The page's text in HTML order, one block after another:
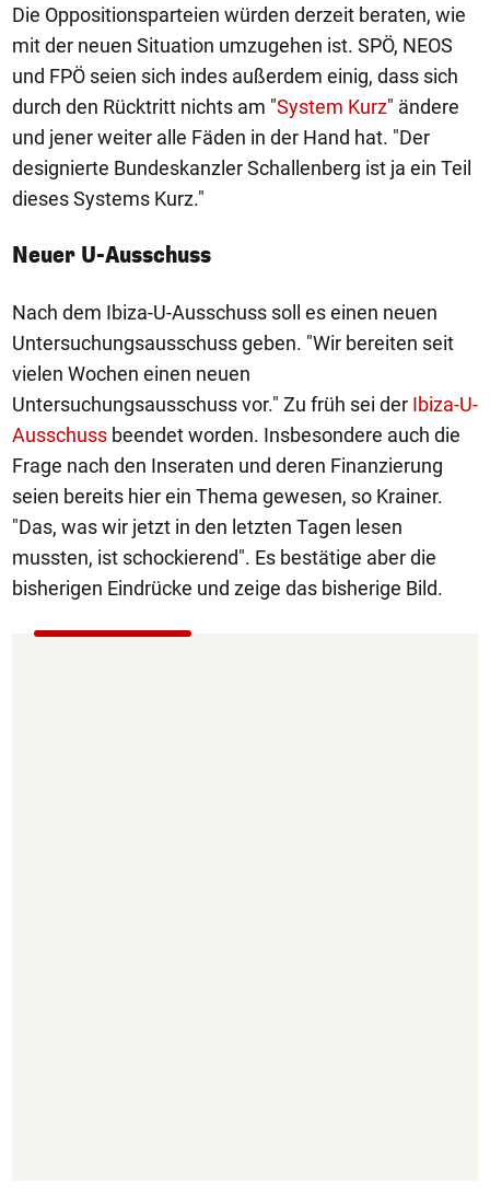
Die Oppositionsparteien würden derzeit beraten, wie
mit der neuen Situation umzugehen ist. SPÖ, NEOS
und FPÖ seien sich indes außerdem einig, dass sich
durch den Rücktritt nichts am "System Kurz" ändere
und jener weiter alle Fäden in der Hand hat. "Der
designierte Bundeskanzler Schallenberg ist ja ein Teil
dieses Systems Kurz."
Neuer U-Ausschuss
Nach dem Ibiza-U-Ausschuss soll es einen neuen
Untersuchungsausschuss geben. "Wir bereiten seit
vielen Wochen einen neuen
Untersuchungsausschuss vor." Zu früh sei der Ibiza-U-
Ausschuss beendet worden. Insbesondere auch die
Frage nach den Inseraten und deren Finanzierung
seien bereits hier ein Thema gewesen, so Krainer.
"Das, was wir jetzt in den letzten Tagen lesen
mussten, ist schockierend". Es bestätige aber die
bisherigen Eindrücke und zeige das bisherige Bild.